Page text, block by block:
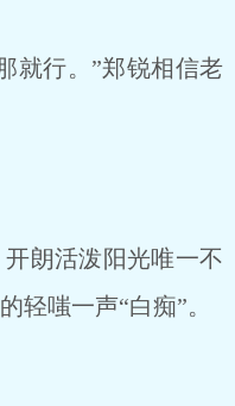
就行。”郑锐相信老
朗活泼阳光唯一不
轻嗤一声“白痴”。